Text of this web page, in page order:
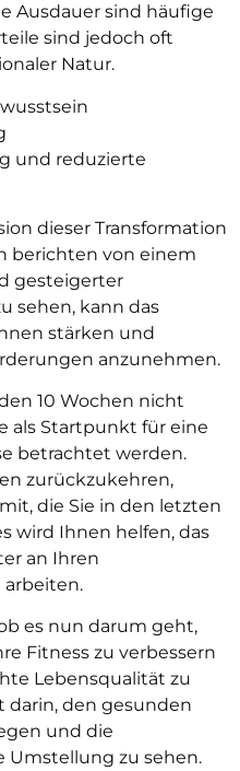
Ausdauer sind häufige
sind jedoch oft
Natur.
und reduzierte
dieser Transformation
berichten von einem
gesteigerter
sehen, kann das
stärken und
anzunehmen.
10 Wochen nicht
als Startpunkt für eine
betrachtet werden.
zurückzukehren,
die Sie in den letzten
wird Ihnen helfen, das
an Ihren
es nun darum geht,
Fitness zu verbessern
Lebensqualität zu
darin, den gesunden
und die
Umstellung zu sehen.